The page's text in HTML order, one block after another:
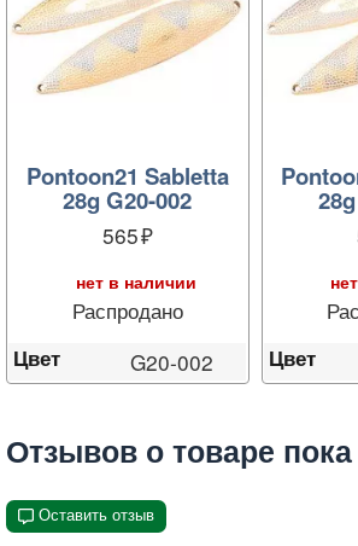
Pontoon21 Sabletta
28g G20-002
565
нет в наличии
Распродано
Цвет G20-002 Цвет
Отзывов о товаре пока
Оставить отзыв